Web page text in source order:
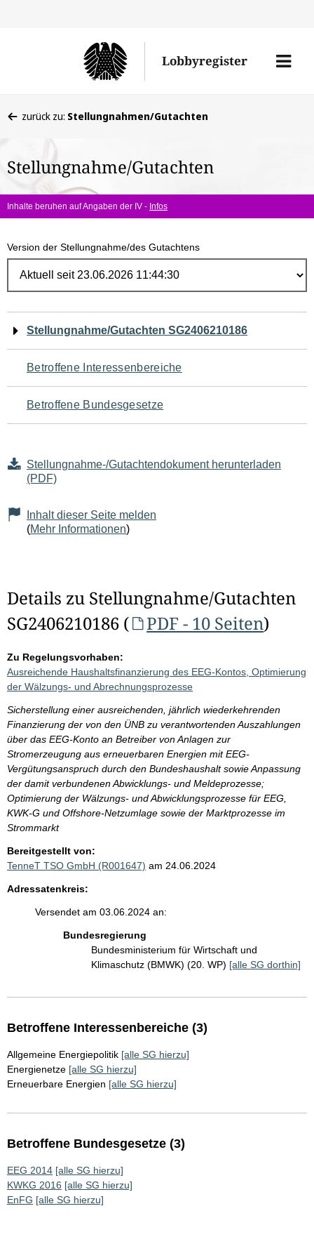
Lobbyregister
Menü
befinden
hier:
zurück zu: Stellungnahmen/Gutachten
Stellungnahme/Gutachten
Inhalte beruhen auf Angaben der IV - Infos
Version der Stellungnahme/des Gutachtens
Navigation
für
den
Seiteninhalt
Stellungnahme/Gutachten SG2406210186
Betroffene Interessenbereiche
Betroffene Bundesgesetze
Stellungnahme-/Gutachtendokument herunterladen
(PDF)
Inhalt dieser Seite melden
(Mehr Informationen)
Details zu Stellungnahme/Gutachten
SG2406210186 (
PDF - 10 Seiten)
Zu Regelungsvorhaben:
Ausreichende Haushaltsfinanzierung des EEG-Kontos, Optimierung
der Wälzungs- und Abrechnungsprozesse
Sicherstellung einer ausreichenden, jährlich wiederkehrenden
Finanzierung der von den ÜNB zu verantwortenden Auszahlungen
über das EEG-Konto an Betreiber von Anlagen zur
Stromerzeugung aus erneuerbaren Energien mit EEG-
Vergütungsanspruch durch den Bundeshaushalt sowie Anpassung
der damit verbundenen Abwicklungs- und Meldeprozesse;
Optimierung der Wälzungs- und Abwicklungsprozesse für EEG,
KWK-G und Offshore-Netzumlage sowie der Marktprozesse im
Strommarkt
Bereitgestellt von:
TenneT TSO GmbH (R001647) am 24.06.2024
Adressatenkreis:
Versendet am 03.06.2024 an:
Bundesregierung
Bundesministerium für Wirtschaft und
Klimaschutz (BMWK) (20. WP) [alle SG dorthin]
Betroffene Interessenbereiche (3)
Allgemeine Energiepolitik [alle SG hierzu]
Energienetze [alle SG hierzu]
Erneuerbare Energien [alle SG hierzu]
Betroffene Bundesgesetze (3)
EEG 2014 [alle SG hierzu]
KWKG 2016 [alle SG hierzu]
EnFG [alle SG hierzu]